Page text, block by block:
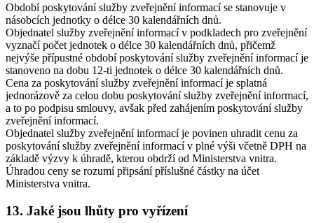
Období poskytování služby zveřejnění informací se stanovuje v
násobcích jednotky o délce 30 kalendářních dnů.
Objednatel služby zveřejnění informací v podkladech pro zveřejnění
vyznačí počet jednotek o délce 30 kalendářních dnů, přičemž
nejvýše přípustné období poskytování služby zveřejnění informací je
stanoveno na dobu 12-ti jednotek o délce 30 kalendářních dnů.
Cena za poskytování služby zveřejnění informací je splatná
jednorázově za celou dobu poskytování služby zveřejnění informací,
a to po podpisu smlouvy, avšak před zahájením poskytování služby
zveřejnění informací.
Objednatel služby zveřejnění informací je povinen uhradit cenu za
poskytování služby zveřejnění informací v plné výši včetně DPH na
základě výzvy k úhradě, kterou obdrží od Ministerstva vnitra.
Úhradou ceny se rozumí připsání příslušné částky na účet
Ministerstva vnitra.
13. Jaké jsou lhůty pro vyřízení